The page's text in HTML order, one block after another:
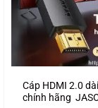
Cáp HDMI 2.0
chính hãng